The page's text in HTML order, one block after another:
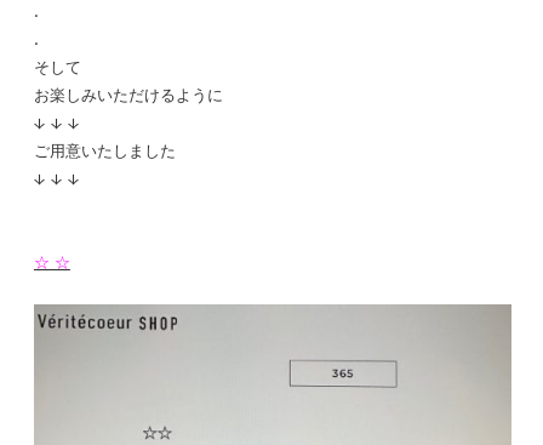
.
.
そして
お楽しみいただけるように
↓ ↓ ↓
ご用意いたしました
↓ ↓ ↓
☆ ☆